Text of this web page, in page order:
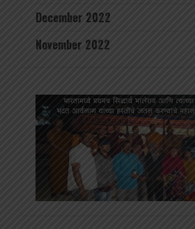
December 2022
November 2022